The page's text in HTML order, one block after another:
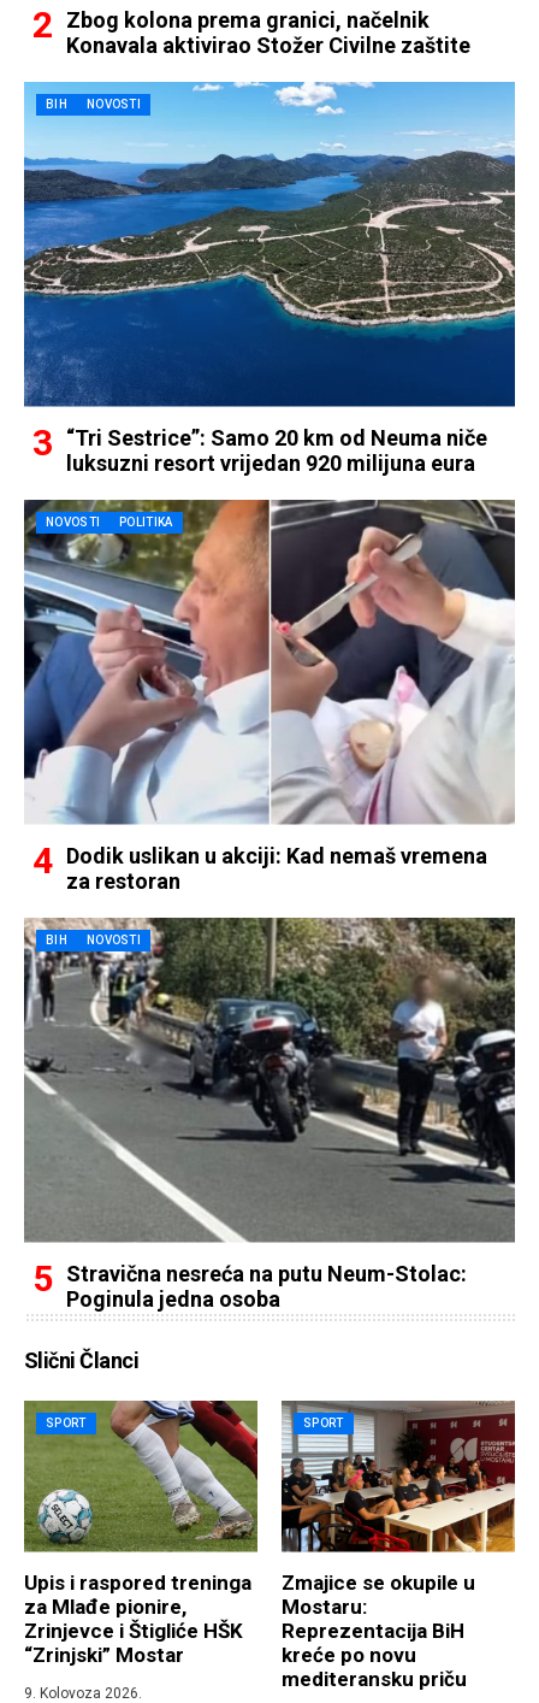
Zbog kolona prema granici, načelnik
Konavala aktivirao Stožer Civilne zaštite
BIH NOVOSTI
“Tri Sestrice”: Samo 20 km od Neuma niče
luksuzni resort vrijedan 920 milijuna eura
NOVOSTI POLITIKA
Dodik uslikan u akciji: Kad nemaš vremena
za restoran
BIH NOVOSTI
Stravična nesreća na putu Neum-Stolac:
Poginula jedna osoba
Slični Članci
SPORT
​Upis i raspored treninga
za Mlađe pionire,
Zrinjevce i Štigliće HŠK
“Zrinjski” Mostar
9. Kolovoza 2026.
SPORT
Zmajice se okupile u
Mostaru:
Reprezentacija BiH
kreće po novu
mediteransku priču